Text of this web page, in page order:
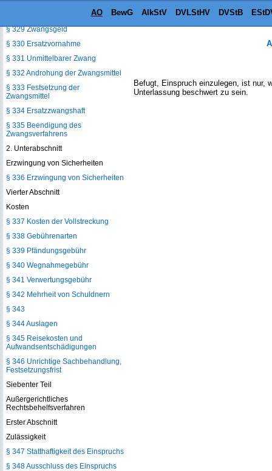
AO BewG AlkStV DVLStHV DVStB
Befugt, Einspruch einzulegen, ist nur,
Unterlassung beschwert zu sein.
§ 329 Zwangsgeld
§ 330 Ersatzvornahme
§ 331 Unmittelbarer Zwang
§ 332 Androhung der Zwangsmittel
§ 333 Festsetzung der
Zwangsmittel
§ 334 Ersatzzwangshaft
§ 335 Beendigung des
Zwangsverfahrens
2. Unterabschnitt
Erzwingung von Sicherheiten
§ 336 Erzwingung von Sicherheiten
Vierter Abschnitt
Kosten
§ 337 Kosten der Vollstreckung
§ 338 Gebührenarten
§ 339 Pfändungsgebühr
§ 340 Wegnahmegebühr
§ 341 Verwertungsgebühr
§ 342 Mehrheit von Schuldnern
§ 343
§ 344 Auslagen
§ 345 Reisekosten und
Aufwandsentschädigungen
§ 346 Unrichtige Sachbehandlung,
Festsetzungsfrist
Siebenter Teil
Außergerichtliches
Rechtsbehelfsverfahren
Erster Abschnitt
Zulässigkeit
§ 347 Statthaftigkeit des Einspruchs
§ 348 Ausschluss des Einspruchs